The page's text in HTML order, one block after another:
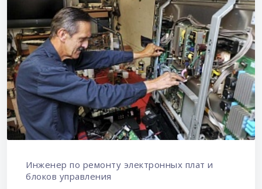
Инженер по ремонту электронных плат и
блоков управления